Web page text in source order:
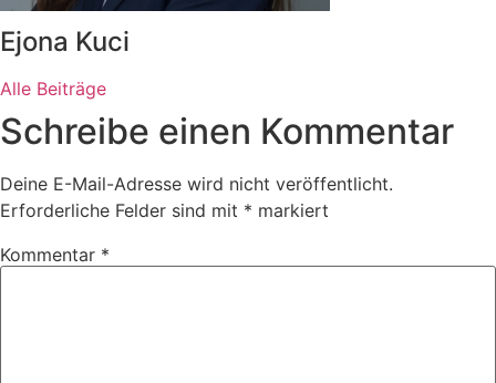
Ejona Kuci
Alle Beiträge
Schreibe einen Kommentar
Deine E-Mail-Adresse wird nicht veröffentlicht.
Erforderliche Felder sind mit * markiert
Kommentar *